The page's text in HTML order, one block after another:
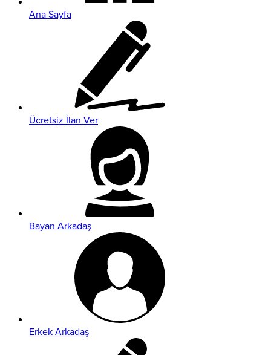
Ana Sayfa
Ücretsiz İlan Ver
Bayan Arkadaş
Erkek Arkadaş